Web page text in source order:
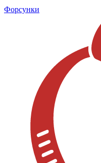
Форсунки